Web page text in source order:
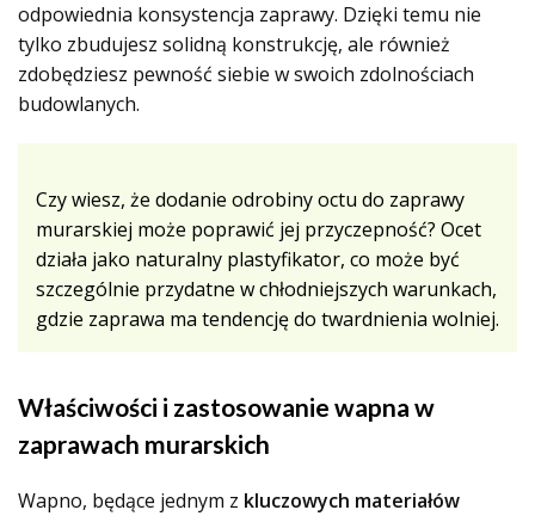
odpowiednia konsystencja zaprawy. Dzięki temu nie
tylko zbudujesz solidną konstrukcję, ale również
zdobędziesz pewność siebie w swoich zdolnościach
budowlanych.
Czy wiesz, że dodanie odrobiny octu do zaprawy
murarskiej może poprawić jej przyczepność? Ocet
działa jako naturalny plastyfikator, co może być
szczególnie przydatne w chłodniejszych warunkach,
gdzie zaprawa ma tendencję do twardnienia wolniej.
Właściwości i zastosowanie wapna w
zaprawach murarskich
Wapno, będące jednym z kluczowych materiałów